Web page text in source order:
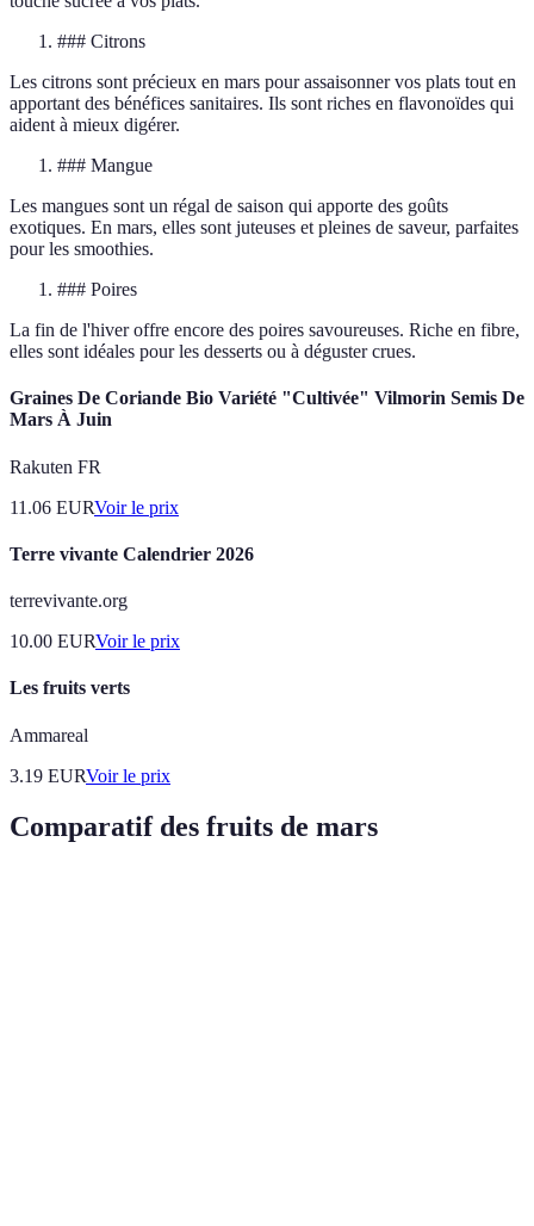
### Citrons
Les citrons sont précieux en mars pour assaisonner vos plats tout en
apportant des bénéfices sanitaires. Ils sont riches en flavonoïdes qui
aident à mieux digérer.
### Mangue
Les mangues sont un régal de saison qui apporte des goûts
exotiques. En mars, elles sont juteuses et pleines de saveur, parfaites
pour les smoothies.
### Poires
La fin de l'hiver offre encore des poires savoureuses. Riche en fibre,
elles sont idéales pour les desserts ou à déguster crues.
Graines De Coriande Bio Variété "Cultivée" Vilmorin Semis De
Mars À Juin
Rakuten FR
11.06 EURVoir le prix
Terre vivante Calendrier 2026
terrevivante.org
10.00 EURVoir le prix
Les fruits verts
Ammareal
3.19 EURVoir le prix
Comparatif des fruits de mars